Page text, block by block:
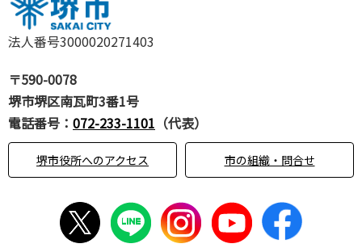
法人番号3000020271403
〒590-0078
堺市堺区南瓦町3番1号
電話番号： 072-233-1101 （代表）
堺市役所へのアクセス 市の組織・問合せ